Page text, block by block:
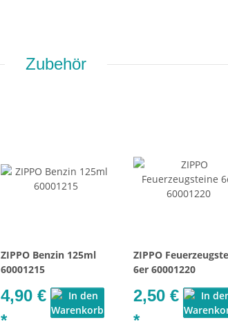
Zubehör
ZIPPO Benzin 125ml
60001215
4,90 €
*
ZIPPO
6er 60001220
2,50 €
*